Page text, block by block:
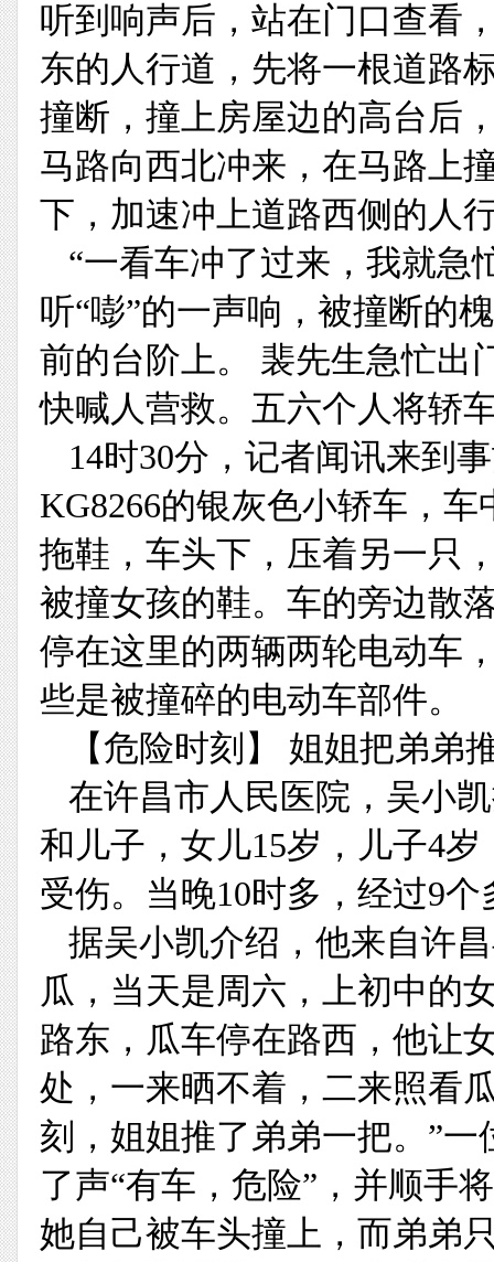
听到响声后，站在门口查看
东的人行道，先将一根道路
撞断，撞上房屋边的高台后
马路向西北冲来，在马路上
下，加速冲上道路西侧的人
“一看车冲了过来，我就急
听“嘭”的一声响，被撞断的
前的台阶上。 裴先生急忙出
快喊人营救。五六个人将轿
14时30分，记者闻讯来到
KG8266的银灰色小轿车，
拖鞋，车头下，压着另一只
被撞女孩的鞋。车的旁边散
停在这里的两辆两轮电动车
些是被撞碎的电动车部件。
【危险时刻】 姐姐把弟弟
在许昌市人民医院，吴小
和儿子，女儿15岁，儿子4
受伤。当晚10时多，经过9
据吴小凯介绍，他来自许
瓜，当天是周六，上初中的
路东，瓜车停在路西，他让
处，一来晒不着，二来照看
刻，姐姐推了弟弟一把。”
了声“有车，危险”，并顺手
她自己被车头撞上，而弟弟